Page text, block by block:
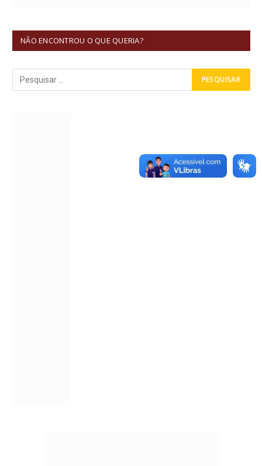
NÃO ENCONTROU O QUE QUERIA?